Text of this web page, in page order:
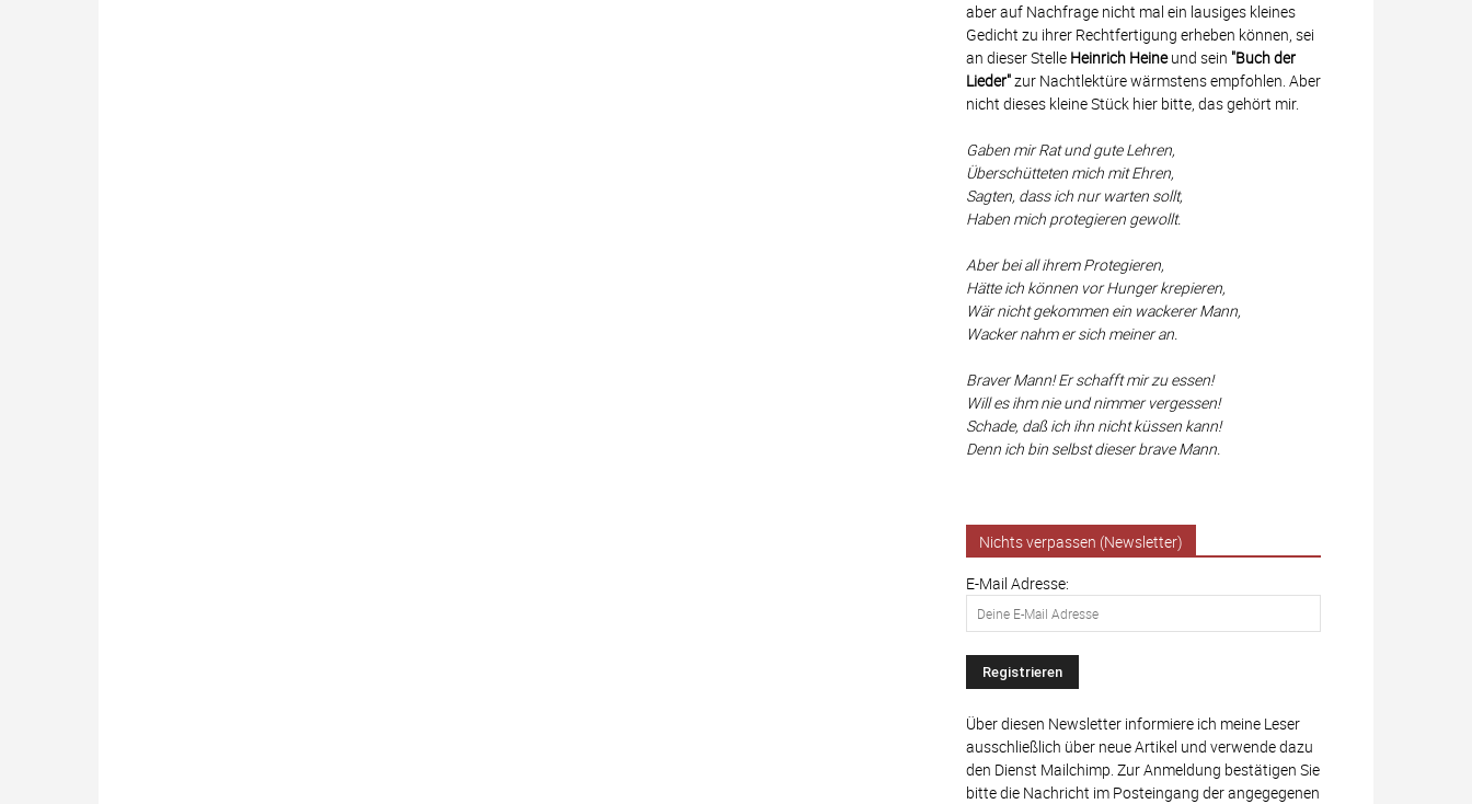
aber auf Nachfrage nicht mal ein lausiges kleines
Gedicht zu ihrer Rechtfertigung erheben können, sei
an dieser Stelle Heinrich Heineund sein "Buch der
Lieder"zur Nachtlektüre wärmstens empfohlen. Aber
nicht dieses kleine Stück hier bitte, das gehört mir.
Gaben mir Rat und gute Lehren,
Überschütteten mich mit Ehren,
Sagten, dass ich nur warten sollt,
Haben mich protegieren gewollt.
Aber bei all ihrem Protegieren,
Hätte ich können vor Hunger krepieren,
Wär nicht gekommen ein wackerer Mann,
Wacker nahm er sich meiner an.
Braver Mann! Er schafft mir zu essen!
Will es ihm nie und nimmer vergessen!
Schade, daß ich ihn nicht küssen kann!
Denn ich bin selbst dieser brave Mann.
Nichts verpassen (Newsletter)
E-Mail Adresse:
Über diesen Newsletter informiere ich meine Leser
ausschließlich über neue Artikel und verwende dazu
den Dienst Mailchimp. Zur Anmeldung bestätigen Sie
bitte die Nachricht im Posteingang der angegegenen